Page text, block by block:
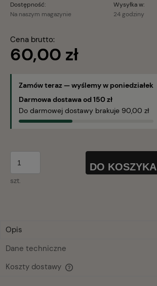
Dostępność:
Na naszym magazynie
Wysyłka w:
24 godziny
Cena brutto:
60,00 zł
Zamów teraz — wyślemy w poniedziałek
Darmowa dostawa od 150 zł
Do darmowej dostawy brakuje 90,00 zł
szt.
DO KOSZYKA
Opis
Dane techniczne
Koszty dostawy
Cena nie zawiera ewentualnych kosztów płatności